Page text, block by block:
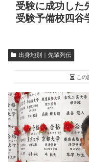
受験に成功した
受験予備校四谷
出身地別｜先輩列伝
この